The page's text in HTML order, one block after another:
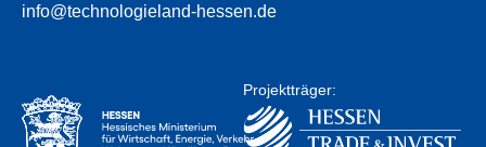
info@technologieland-hessen.de
Projektträger: